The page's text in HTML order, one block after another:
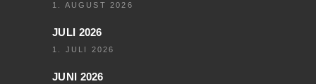
1. AUGUST 2026
JULI 2026
1. JULI 2026
JUNI 2026